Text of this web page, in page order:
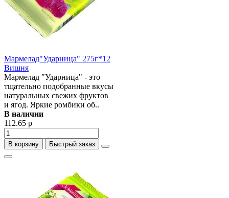
Мармелад"Ударница" 275г*12
Вишня
Мармелад "Ударница" - это
тщательно подобранные вкусы
натуральных свежих фруктов
и ягод. Яркие ромбики об..
В наличии
112.65 р
В корзину Быстрый заказ